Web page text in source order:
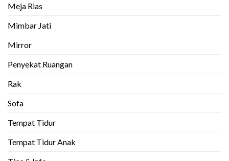
Meja Rias
Mimbar Jati
Mirror
Penyekat Ruangan
Rak
Sofa
Tempat Tidur
Tempat Tidur Anak